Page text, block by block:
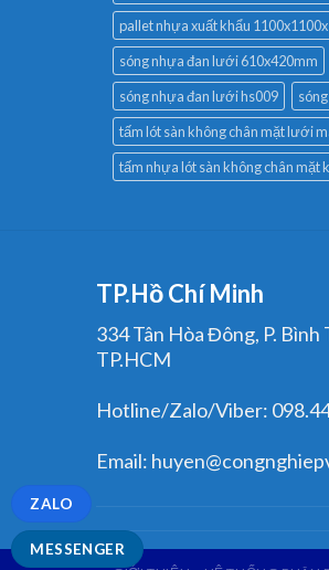
pallet nhựa xuất khẩu
sóng nhựa đan lưới 610x420mm
sóng nhựa đan lưới hs009
tấm lót sàn không chân mặt lưới
tấm nhựa lót sàn không chân mặt
TP.Hồ Chí Minh
334 Tân Hòa Đông, P.
TP.HCM
Hotline/Zalo/Viber:
Email:
MESSENGER
ZALO